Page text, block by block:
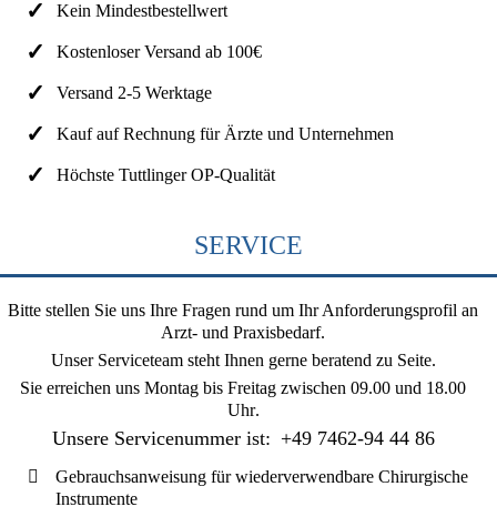
Kein Mindestbestellwert
Kostenloser Versand ab 100€
Versand 2-5 Werktage
Kauf auf Rechnung für Ärzte und Unternehmen
Höchste Tuttlinger OP-Qualität
SERVICE
Bitte stellen Sie uns Ihre Fragen rund um Ihr Anforderungsprofil an
Arzt- und Praxisbedarf.
Unser Serviceteam steht Ihnen gerne beratend zu Seite.
Sie erreichen uns Montag bis Freitag zwischen 09.00 und 18.00
Uhr.
Unsere Servicenummer ist: +49 7462-94 44 86
Gebrauchsanweisung für wiederverwendbare Chirurgische
Instrumente